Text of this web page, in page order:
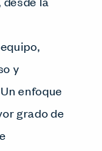
y
enfoque
grado de